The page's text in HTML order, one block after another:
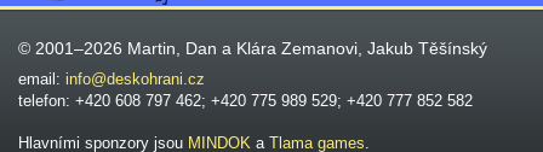
© 2001–2026 Martin, Dan a Klára Zemanovi, Jakub Těšínský
email: info@deskohrani.cz
telefon: +420 608 797 462; +420 775 989 529; +420 777 852 582
Hlavními sponzory jsou MINDOK a Tlama games.